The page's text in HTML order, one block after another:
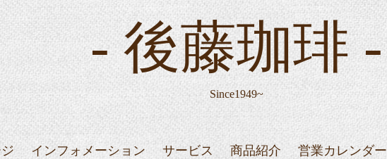
- 後藤珈琲 -
Since1949~
インフォメーション サービス 商品紹介 営業カレンダー